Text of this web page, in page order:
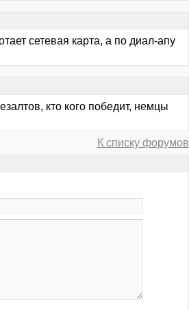
сетевая карта, а по диал-апу
кто кого победит, немцы
К списку форумов